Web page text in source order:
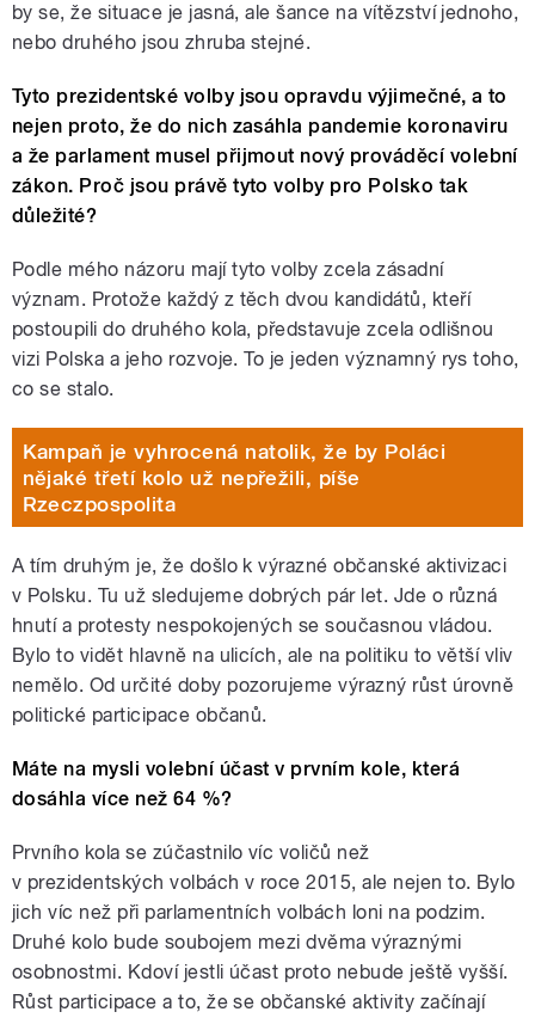
by se, že situace je jasná, ale šance na vítězství jednoho,
nebo druhého jsou zhruba stejné.
Tyto prezidentské volby jsou opravdu výjimečné, a to
nejen proto, že do nich zasáhla pandemie koronaviru
a že parlament musel přijmout nový prováděcí volební
zákon. Proč jsou právě tyto volby pro Polsko tak
důležité?
Podle mého názoru mají tyto volby zcela zásadní
význam. Protože každý z těch dvou kandidátů, kteří
postoupili do druhého kola, představuje zcela odlišnou
vizi Polska a jeho rozvoje. To je jeden významný rys toho,
co se stalo.
Kampaň je vyhrocená natolik, že by Poláci
nějaké třetí kolo už nepřežili, píše
Rzeczpospolita
A tím druhým je, že došlo k výrazné občanské aktivizaci
v Polsku. Tu už sledujeme dobrých pár let. Jde o různá
hnutí a protesty nespokojených se současnou vládou.
Bylo to vidět hlavně na ulicích, ale na politiku to větší vliv
nemělo. Od určité doby pozorujeme výrazný růst úrovně
politické participace občanů.
Máte na mysli volební účast v prvním kole, která
dosáhla více než 64 %?
Prvního kola se zúčastnilo víc voličů než
v prezidentských volbách v roce 2015, ale nejen to. Bylo
jich víc než při parlamentních volbách loni na podzim.
Druhé kolo bude soubojem mezi dvěma výraznými
osobnostmi. Kdoví jestli účast proto nebude ještě vyšší.
Růst participace a to, že se občanské aktivity začínají